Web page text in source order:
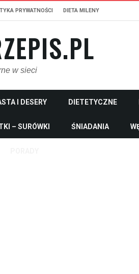
PRYWATNOŚCI DIETA MILENY
w sieci
I DESERY DIETETYCZNE
– SURÓWKI ŚNIADANIA